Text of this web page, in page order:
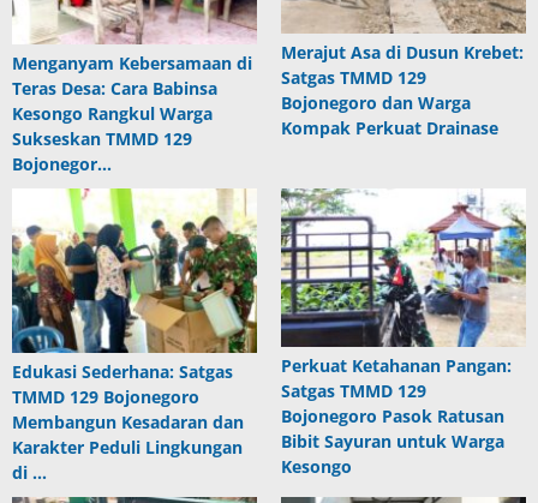
Menganyam Kebersamaan di
Teras Desa: Cara Babinsa
Kesongo Rangkul Warga
Sukseskan TMMD 129
Bojonegor…
Merajut Asa di Dusun Krebet:
Satgas TMMD 129
Bojonegoro dan Warga
Kompak Perkuat Drainase
Edukasi Sederhana: Satgas
TMMD 129 Bojonegoro
Membangun Kesadaran dan
Karakter Peduli Lingkungan
di …
Perkuat Ketahanan Pangan:
Satgas TMMD 129
Bojonegoro Pasok Ratusan
Bibit Sayuran untuk Warga
Kesongo